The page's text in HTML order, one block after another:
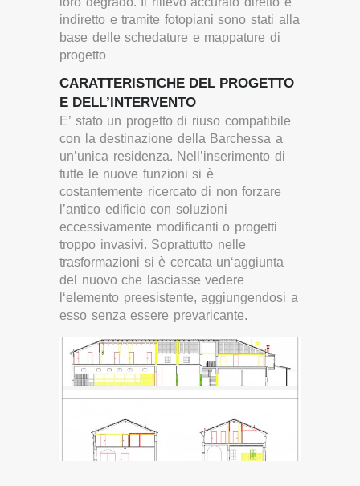
indiretto e tramite fotopiani sono stati alla
base delle schedature e mappature di
progetto
CARATTERISTICHE DEL PROGETTO
E DELL’INTERVENTO
E’ stato un progetto di riuso compatibile
con la destinazione della Barchessa a
un’unica residenza. Nell’inserimento di
tutte le nuove funzioni si è
costantemente ricercato di non forzare
l’antico edificio con soluzioni
eccessivamente modificanti o progetti
troppo invasivi. Soprattutto nelle
trasformazioni si è cercata un‘aggiunta
del nuovo che lasciasse vedere
l‘elemento preesistente, aggiungendosi a
esso senza essere prevaricante.